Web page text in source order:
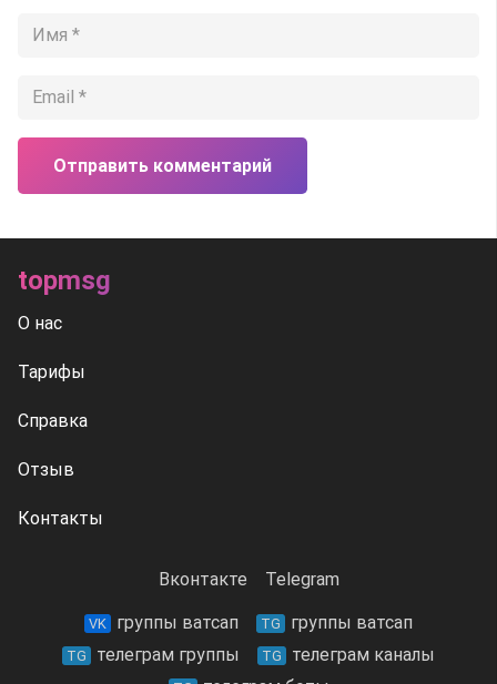
Отправить комментарий
topmsg
О нас
Тарифы
Справка
Отзыв
Контакты
Вконтакте Telegram
VK группы ватсап TG группы ватсап
TG телеграм группы TG телеграм каналы